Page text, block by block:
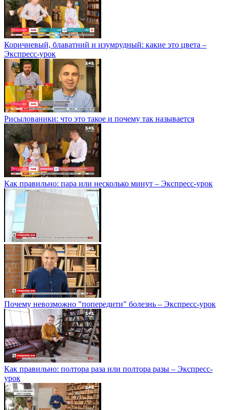
Коричневый, блаватний и изумрудный: какие это цвета –
Экспресс-урок
Рисылованики: что это такое и почему так называется
Как правильно: пара или несколько минут – Экспресс-урок
Почему невозможно "попередити" болезнь – Экспресс-урок
Как правильно: полтора раза или полтора разы – Экспресс-
урок